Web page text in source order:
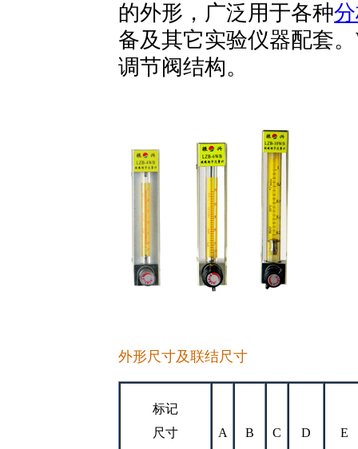
的外形，广泛用于各种
备及其它实验仪器配套
调节阀结构。
外形尺寸及联结尺寸
标记
尺寸
A B C D E